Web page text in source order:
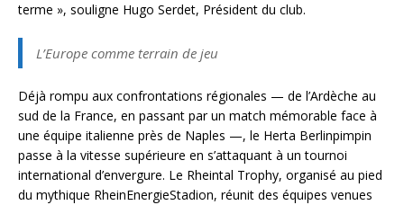
terme », souligne Hugo Serdet, Président du club.
L’Europe comme terrain de jeu
Déjà rompu aux confrontations régionales — de l’Ardèche au
sud de la France, en passant par un match mémorable face à
une équipe italienne près de Naples —, le Herta Berlinpimpin
passe à la vitesse supérieure en s’attaquant à un tournoi
international d’envergure. Le Rheintal Trophy, organisé au pied
du mythique RheinEnergieStadion, réunit des équipes venues